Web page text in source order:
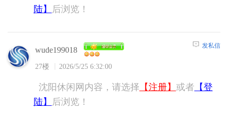
陆】
后浏览！
wude199018
27楼 2026/5/25 6:32:00
发私信
沈阳休闲网内容，请选择 【注册】 或者 【登
陆】
后浏览！